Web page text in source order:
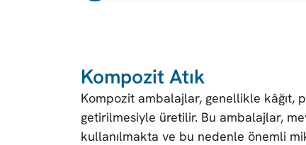
Kompozit Atık
Kompozit ambalajlar, genellikle kâğıt,
getirilmesiyle üretilir. Bu ambalajlar,
kullanılmakta ve bu nedenle önemli